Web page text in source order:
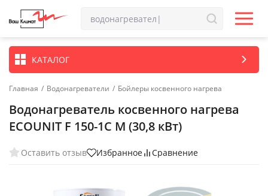
КАТАЛОГ
Главная / Водонагреватели / Бойлеры косвенного нагрева
Водонагреватель косвенного нагрева
ECOUNIT F 150-1C М (30,8 кВт)
Оставить отзыв Избранное Сравнение